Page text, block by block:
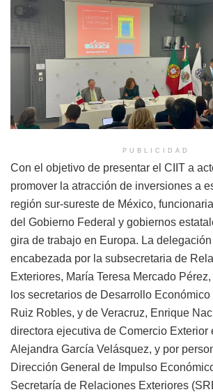
PUBLICIDAD
Con el objetivo de presentar el CIIT a
promover la atracción de inversiones a
región sur-sureste de México,
del Gobierno Federal y gobiernos
gira de trabajo en Europa. La
encabezada por la subsecretaria de
Exteriores, María Teresa Mercado
los secretarios de Desarrollo Económico
Ruiz Robles, y de Veracruz, Enrique
directora ejecutiva de Comercio Exterior
Alejandra García Velásquez, y por
Dirección General de Impulso
Secretaría de Relaciones Exteriores